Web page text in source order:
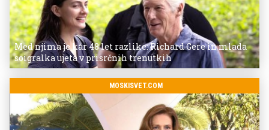
Med njima je kar 48 let razlike: Richard Gere in mlada
soigralka ujeta v prisrčnih trenutkih
MOSKISVET.COM